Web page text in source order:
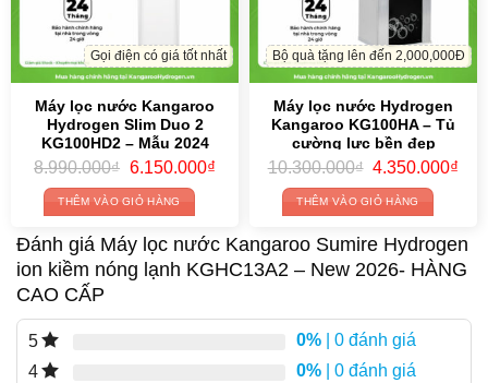
Gọi điện có giá tốt nhất
Máy lọc nước Kangaroo
Hydrogen Slim Duo 2
KG100HD2 – Mẫu 2024
8.990.000₫ Original
price
was:
8.990.000₫.
6.150.000₫Current
6.150.000₫.
THÊM VÀO GIỎ HÀNG
Bộ quà tặng lên đến 2,000,000Đ
Máy lọc nước Hydrogen
Kangaroo KG100HA – Tủ
cường lực bền đẹp
10.300.000₫ Original
price
was:
10.300.000₫.
4.350.000₫
THÊM VÀO GIỎ HÀNG
Đánh giá Máy lọc nước Kangaroo Sumire Hydrogen
ion kiềm nóng lạnh KGHC13A2 – New 2026- HÀNG
CAO CẤP
5 0% | 0 đánh giá
4
0% | 0 đánh giá